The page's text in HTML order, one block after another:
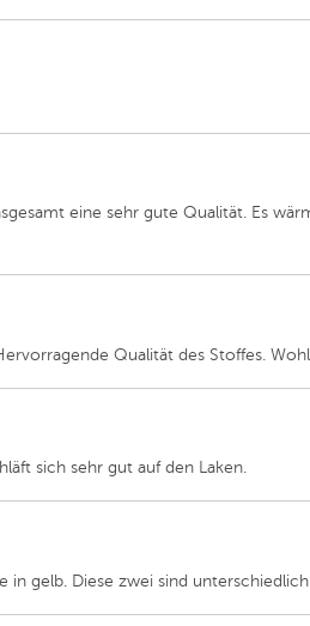
eine sehr gute Qualität. Es
Qualität des Stoffes.
sich sehr gut auf den Laken.
in gelb. Diese zwei sind